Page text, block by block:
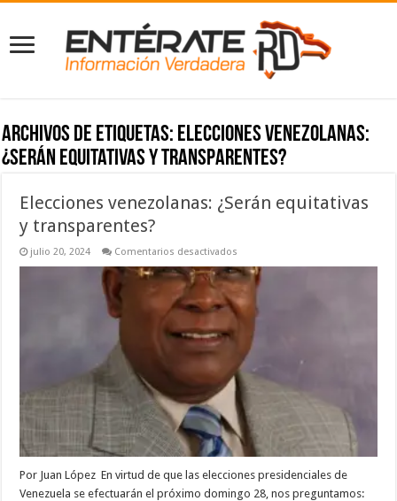
Archivos de etiquetas: Elecciones venezolanas:
¿Serán equitativas y transparentes?
Elecciones venezolanas: ¿Serán equitativas
y transparentes?
julio 20, 2024 Comentarios desactivados
venezolanas:
¿Serán
equitativas
y
transparentes?
Por Juan López En virtud de que las elecciones presidenciales de
Venezuela se efectuarán el próximo domingo 28, nos preguntamos: